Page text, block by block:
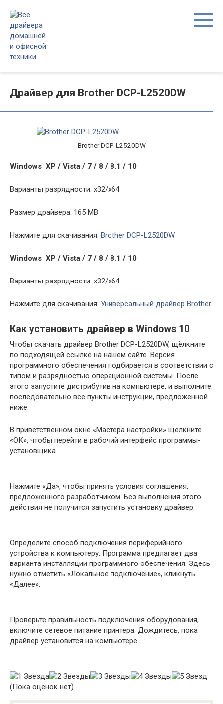
контенту
Драйвер для Brother DCP-L2520DW
Brother DCP-L2520DW
Windows XP / Vista / 7 / 8 / 8.1 / 10
Варианты разрядности: x32/x64
Размер драйвера: 165 MB
Нажмите для скачивания: Brother DCP-L2520DW
Windows XP / Vista / 7 / 8 / 8.1 / 10
Варианты разрядности: x32/x64
Нажмите для скачивания: Универсальный драйвер Brother
Как установить драйвер в Windows 10
Чтобы скачать драйвер Brother DCP-L2520DW, щёлкните
по подходящей ссылке на нашем сайте. Версия
программного обеспечения подбирается в соответствии с
типом и разрядностью операционной системы. После
этого запустите дистрибутив на компьютере, и выполните
последовательно все пункты инструкции, предложенной
ниже.
В приветственном окне «Мастера настройки» щёлкните
«ОК», чтобы перейти в рабочий интерфейс программы-
установщика.
Нажмите «Да», чтобы принять условия соглашения,
предложенного разработчиком. Без выполнения этого
действия не получится запустить установку драйвер.
Определите способ подключения периферийного
устройства к компьютеру. Программа предлагает два
варианта инсталляции программного обеспечения. Здесь
нужно отметить «Локальное подключение», кликнуть
«Далее».
Проверьте правильность подключения оборудования,
включите сетевое питание принтера. Дождитесь, пока
драйвер установится на компьютере.
(Пока оценок нет)